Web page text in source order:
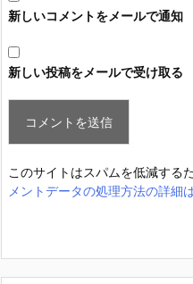
新しいコメントをメールで通知
新しい投稿をメールで受け取る
このサイトはスパムを低減する
メントデータの処理方法の詳細